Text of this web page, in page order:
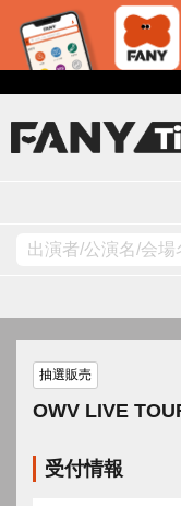
抽選販売
OWV LIVE
受付情報